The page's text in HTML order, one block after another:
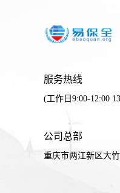
服务热线
(工作日9:00-12:00
公司总部
重庆市两江新区大